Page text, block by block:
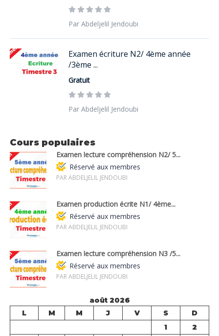
Par Abdeljelil Jendoubi
Examen écriture N2/ 4ème année
/3ème ...
Gratuit
Par Abdeljelil Jendoubi
Cours populaires
Examen lecture compréhension N2/ 5...
Réservé aux membres
PAR ABDELJELIL JENDOUBI
Examen production écrite N1/ 4ème...
Réservé aux membres
PAR ABDELJELIL JENDOUBI
Examen lecture compréhension N3 /5...
Réservé aux membres
PAR ABDELJELIL JENDOUBI
août 2026
L
M M J V S
D
1
2